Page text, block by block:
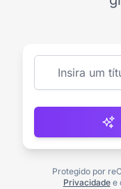
Protegido por
Privacidadee